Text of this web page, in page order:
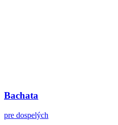
Bachata
pre dospelých